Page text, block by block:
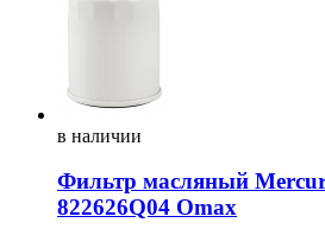
в наличии
Фильтр масляный
822626Q04 Omax